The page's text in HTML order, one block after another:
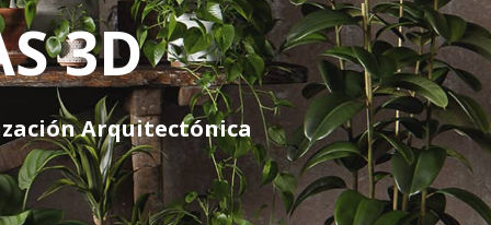
3D
Arquitectónica